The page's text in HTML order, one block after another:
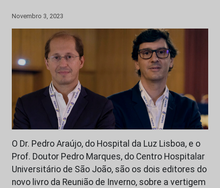
Novembro 3, 2023
O Dr. Pedro Araújo, do Hospital da Luz Lisboa, e o
Prof. Doutor Pedro Marques, do Centro Hospitalar
Universitário de São João, são os dois editores do
novo livro da Reunião de Inverno, sobre a vertigem